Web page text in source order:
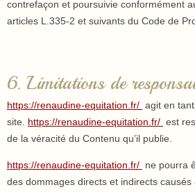
contrefaçon et poursuivie conformément
articles L.335-2 et suivants du Code de
6. Limitations de
https://renaudine-equitation.fr/ agit en
site. https://renaudine-equitation.fr/ est
de la véracité du Contenu qu’il publie.
https://renaudine-equitation.fr/ ne pourra
des dommages directs et indirects causés